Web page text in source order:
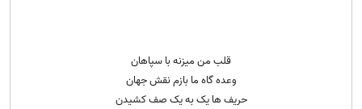
قلب من میزنه با سپاهان
وعده گاه ما بازم نقش جهان
حریف ها یک به یک صف کشیدن